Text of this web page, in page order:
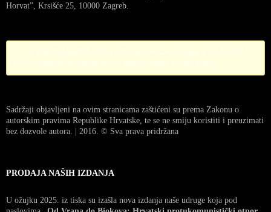
Horvat”, Krsišće 25, 10000 Zagreb.
Sadržaji objavljeni na ovim stranicama zaštićeni su prema Zakonu o
autorskim pravima Republike Hrvatske, te se ne smiju koristiti i preuzimati
bez dozvole autora. | 2016. © Sva prava pridržana
PRODAJA NAŠIH IZDANJA
U ožujku 2025. iz tiska su izašla nova izdanja naše udruge koja pod